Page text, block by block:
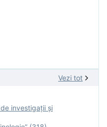
Vezi tot
investigaţii şi